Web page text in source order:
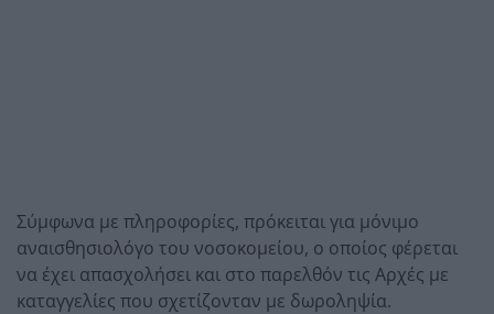
Σύμφωνα με πληροφορίες, πρόκειται για μόνιμο
αναισθησιολόγο του νοσοκομείου, ο οποίος φέρεται
να έχει απασχολήσει και στο παρελθόν τις Αρχές με
καταγγελίες που σχετίζονταν με δωροληψία.